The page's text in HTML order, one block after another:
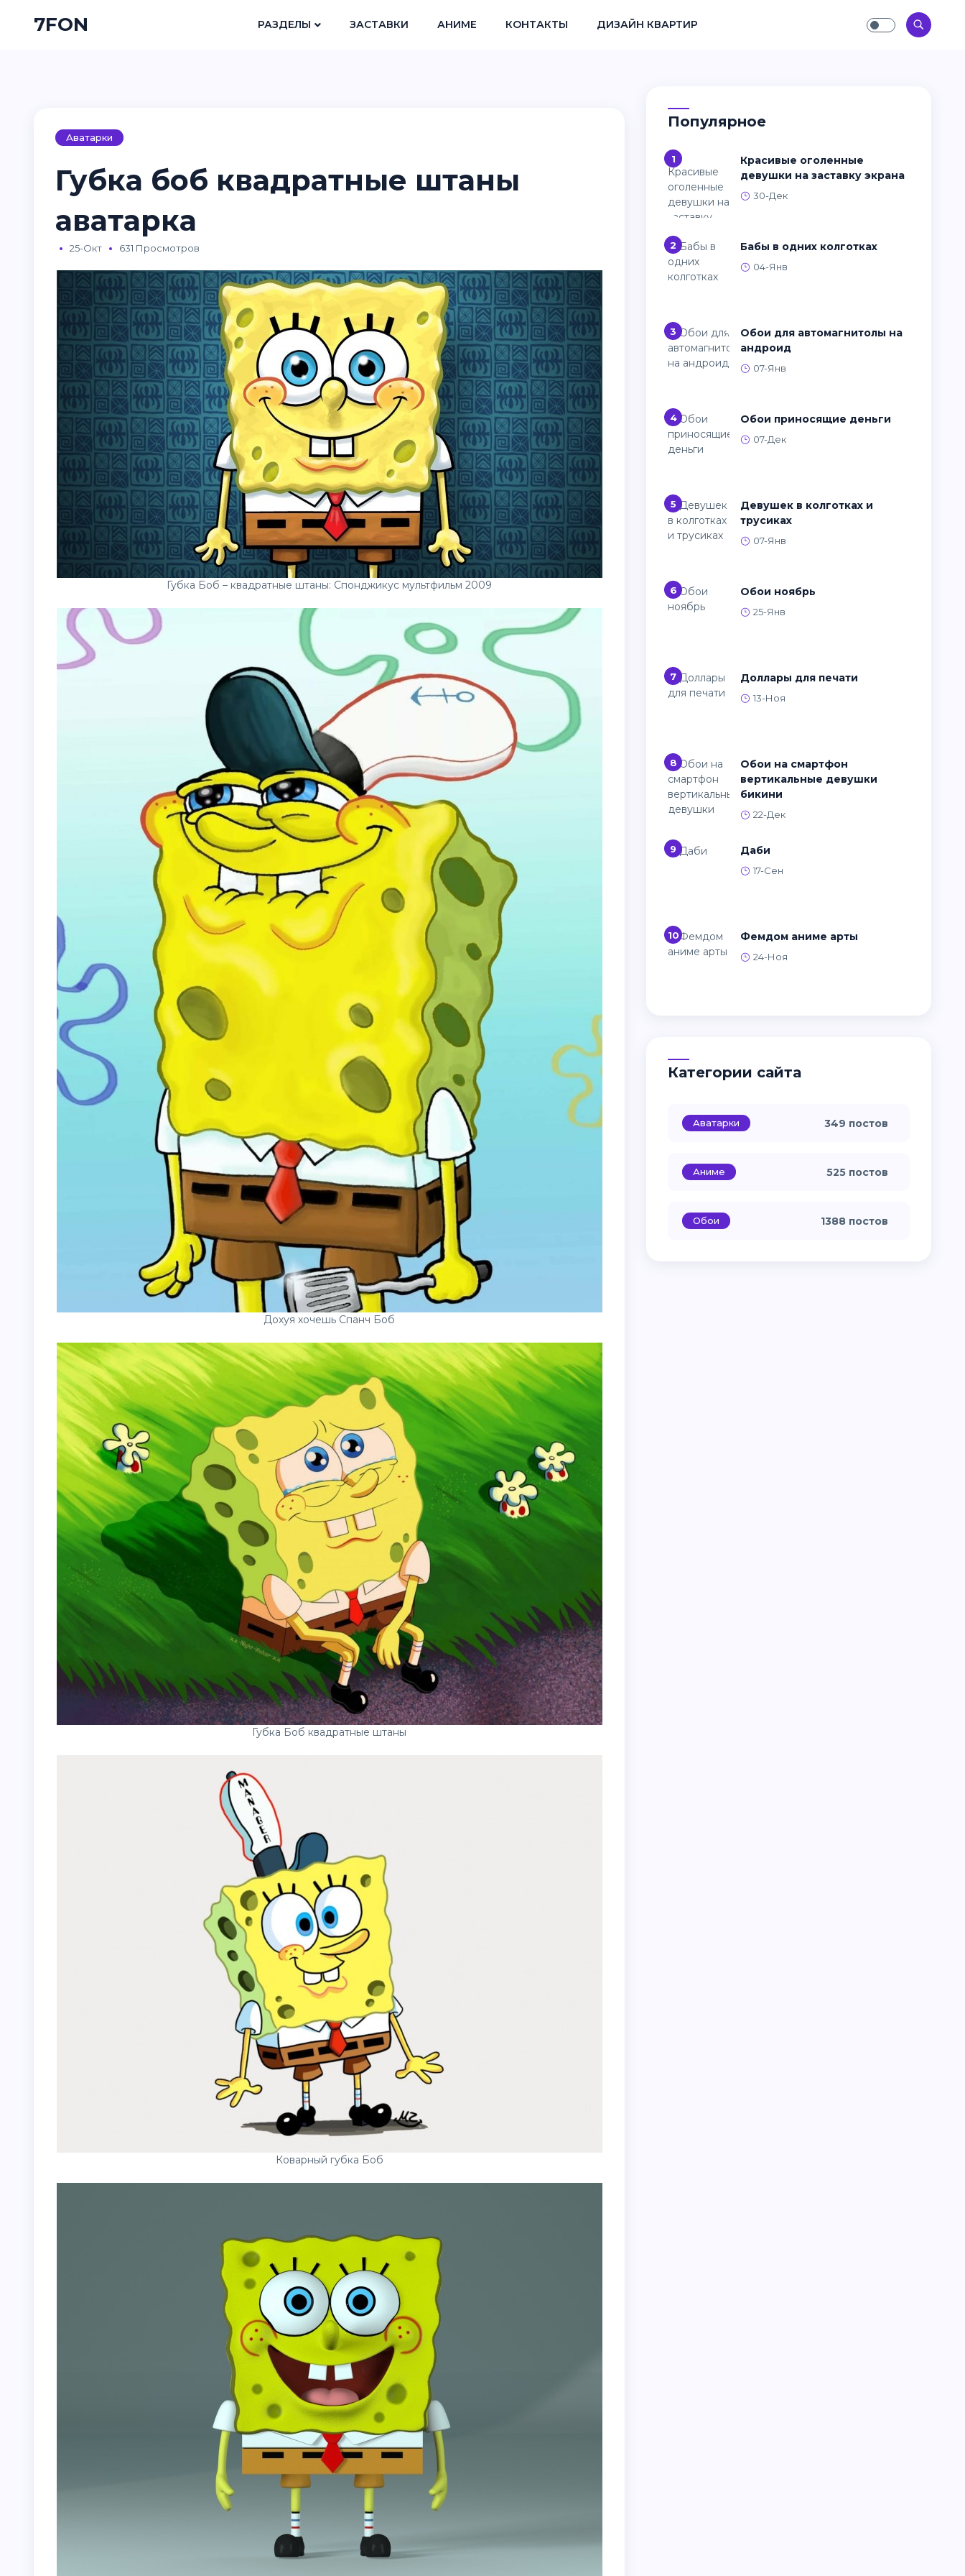
7FON РАЗДЕЛЫ ЗАСТАВКИ АНИМЕ КОНТАКТЫ ДИЗАЙН КВАРТИР
Аватарки
Губка боб квадратные штаны
аватарка
25-Окт 631 Просмотров
Губка Боб – квадратные штаны: Спонджикус мультфильм 2009
Дохуя хочешь Спанч Боб
Губка Боб квадратные штаны
Коварный губка Боб
Популярное
1
Красивые оголенные
девушки на заставку экрана
30-Дек
2 Бабы в одних колготках
04-Янв
3
Обои для автомагнитолы на
андроид
07-Янв
4 Обои приносящие деньги
07-Дек
5
Девушек в колготках и
трусиках
07-Янв
6 Обои ноябрь
25-Янв
7 Доллары для печати
13-Ноя
8
Обои на смартфон
вертикальные девушки
бикини
22-Дек
9 Даби
17-Сен
10 Фемдом аниме арты
24-Ноя
Категории сайта
Аватарки 349 постов
Аниме 525 постов
Обои 1388 постов